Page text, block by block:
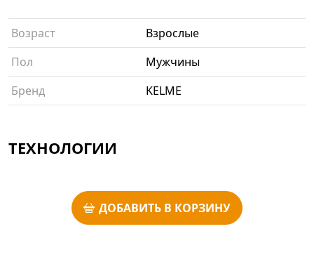
Возраст
Взрослые
Пол
Мужчины
Бренд
KELME
ТЕХНОЛОГИИ
ДОБАВИТЬ В КОРЗИНУ